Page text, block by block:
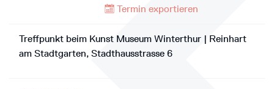
Termin exportieren
Treffpunkt beim Kunst Museum Winterthur | Reinhart
am Stadtgarten, Stadthausstrasse 6